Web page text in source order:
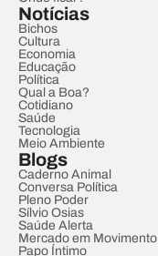
Notícias
Bichos
Cultura
Economia
Educação
Política
Qual a Boa?
Cotidiano
Saúde
Tecnologia
Meio Ambiente
Blogs
Caderno Animal
Conversa Política
Pleno Poder
Sílvio Osias
Saúde Alerta
Mercado em Movimento
Papo Íntimo